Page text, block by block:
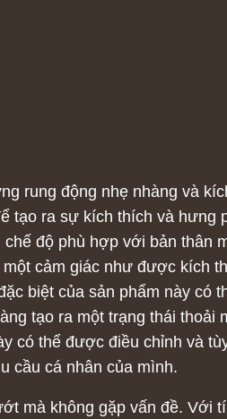
rung động nhẹ nhàng và
tạo ra sự kích thích và hưng
độ phù hợp với bản thân
cảm giác như được kích
biệt của sản phẩm này có
tạo ra một trạng thái thoải
có thể được điều chỉnh và
cầu cá nhân của mình.
mà không gặp vấn đề. Với